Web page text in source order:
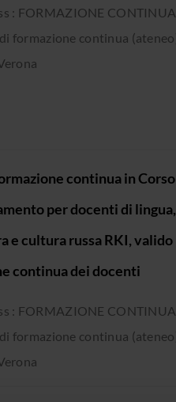
: FORMAZIONE
formazione continua
continua in Corso
per docenti di lingua,
e cultura russa RKI, valido
continua dei docenti
: FORMAZIONE
formazione continua